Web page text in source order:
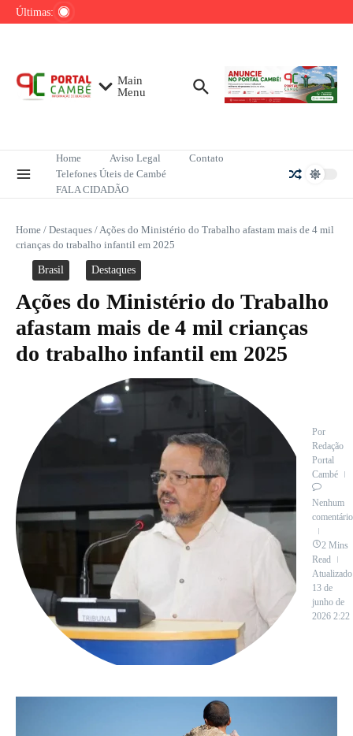
Ir para o conteúdo
Últimas:
Mega-Sena sorteia R$ 165 milhões neste
sobre redução do desmatamento na Amazônia
Main
Menu
Home Aviso Legal
Contato
Telefones Úteis de Cambé
FALA CIDADÃO
Home / Destaques /Ações do Ministério do Trabalho afastam mais de 4 mil
crianças do trabalho infantil em 2025
Brasil Destaques
Ações do Ministério do Trabalho
afastam mais de 4 mil crianças
do trabalho infantil em 2025
Por
Redação
Portal
Cambé
Nenhum
comentário
2 Mins
Read
13 de
junho de
2026 2:22